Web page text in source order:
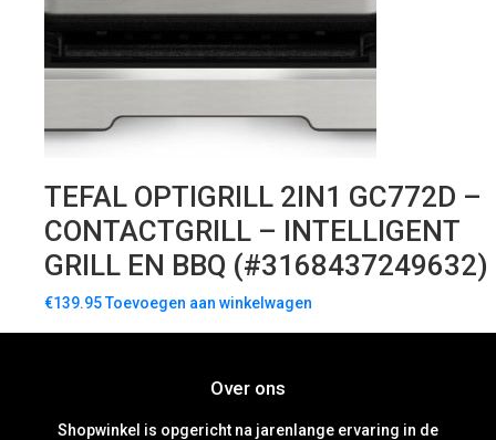
TEFAL OPTIGRILL 2IN1 GC772D –
CONTACTGRILL – INTELLIGENT
GRILL EN BBQ (#3168437249632)
€139.95Toevoegen aan winkelwagen
Over ons
Shopwinkel is opgericht na jarenlange ervaring in de